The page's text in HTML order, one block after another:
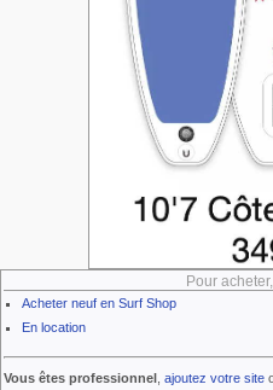
Pour
Acheter neuf en Surf Shop
En location
Vous êtes professionnel ajoutez votre site